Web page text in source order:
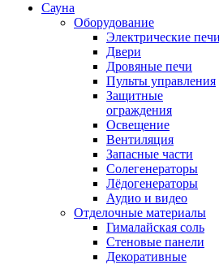
Сауна
Оборудование
Электрические печи
Двери
Дровяные печи
Пульты управления
Защитные
ограждения
Освещение
Вентиляция
Запасные части
Солегенераторы
Лёдогенераторы
Аудио и видео
Отделочные материалы
Гималайская соль
Стеновые панели
Декоративные